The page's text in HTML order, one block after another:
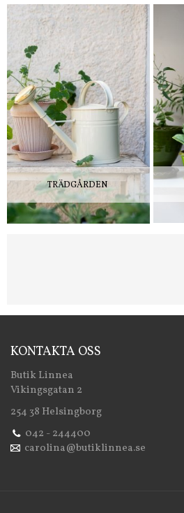
TRÄDGÅRDEN
KONTAKTA OSS
Butik Linnea
Vikingsgatan 2
254 38 Helsingborg
042 - 244400
carolina@butiklinnea.se